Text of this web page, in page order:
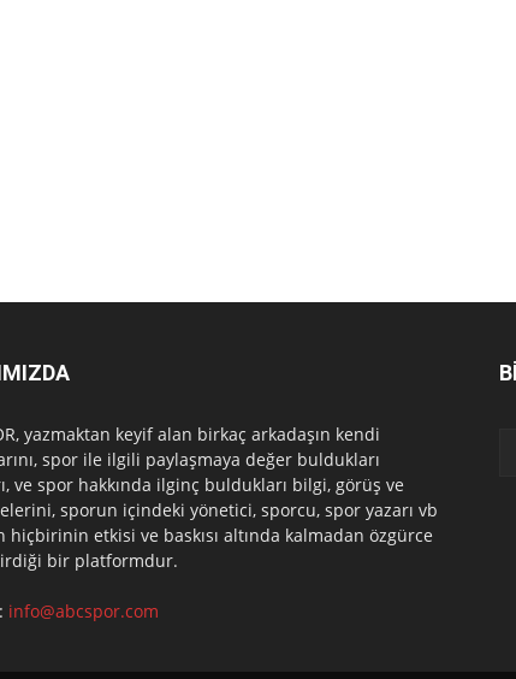
yazmaktan keyif alan birkaç arkadaşın kendi
spor ile ilgili paylaşmaya değer buldukları
ve spor hakkında ilginç buldukları bilgi, görüş ve
sporun içindeki yönetici, sporcu, spor yazarı vb
hiçbirinin etkisi ve baskısı altında kalmadan özgürce
bir platformdur.
info@abcspor.com